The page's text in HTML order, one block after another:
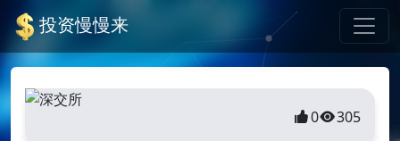
投资慢慢来
0 305